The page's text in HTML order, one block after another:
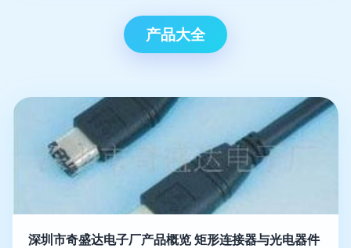
产品大全
深圳市奇盛达电子厂产品概览 矩形连接器与光电器件